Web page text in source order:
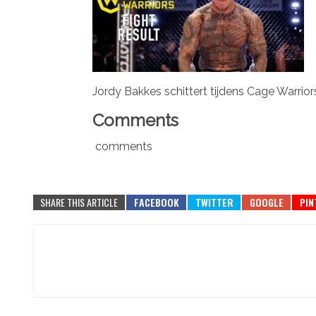
Jordy Bakkes schittert tijdens Cage
Comments
comments
SHARE THIS ARTICLE